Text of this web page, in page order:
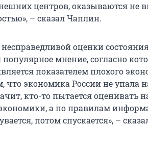
центров, оказываются не
– сказал Чаплин.
оценки
мнение, согласно
показателем плохого
экономика России не упала
кто-то пытается оценивать
а по правилам
потом спускается», –